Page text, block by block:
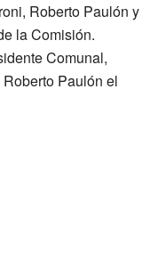
Roberto Paulón y
la Comisión.
Comunal,
Paulón el